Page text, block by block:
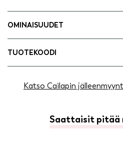
OMINAISUUDET
TUOTEKOODI
Katso Cailapin
Saattaisit pitää